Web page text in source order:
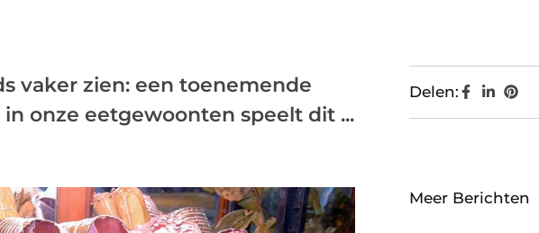
vaker zien: een toenemende
onze eetgewoonten speelt dit ...
Delen:
Meer Berichten